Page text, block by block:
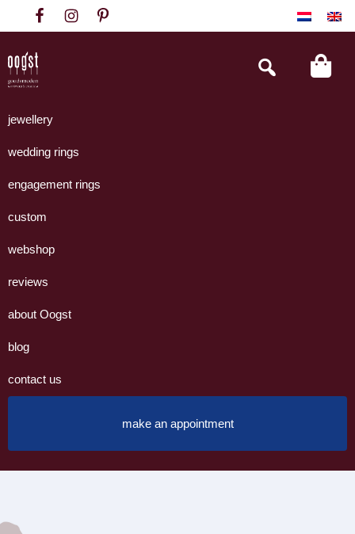
to
primary
navigation
to
content
to
footer
Goudsmeden
Amsterdam
handgemaakte
uit
eigen
Search
this
jewellery
wedding rings
engagement rings
custom
webshop
reviews
about Oogst
blog
contact us
make an appointment